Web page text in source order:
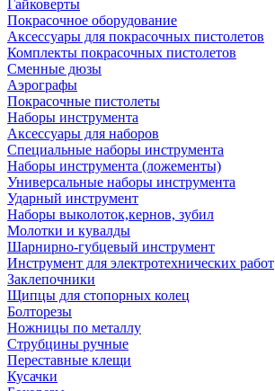
Гайковерты
Покрасочное оборудование
Аксессуары для покрасочных пистолетов
Комплекты покрасочных пистолетов
Сменные дюзы
Аэрографы
Покрасочные пистолеты
Наборы инструмента
Аксессуары для наборов
Специальные наборы инструмента
Наборы инструмента (ложементы)
Универсальные наборы инструмента
Ударный инструмент
Наборы выколоток,кернов, зубил
Молотки и кувалды
Шарнирно-губцевый инструмент
Инструмент для электротехнических работ
Заклепочники
Щипцы для стопорных колец
Болторезы
Ножницы по металлу
Струбцины ручные
Переставные клещи
Кусачки